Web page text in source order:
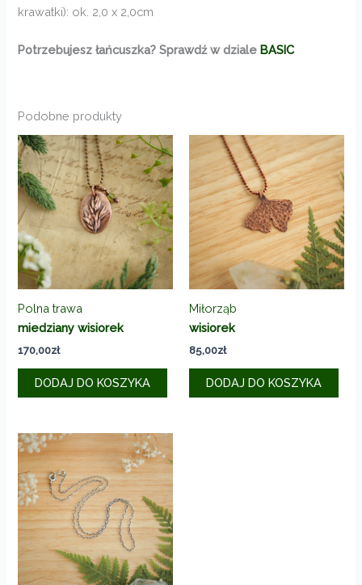
krawatki): ok. 2,0 x 2,0cm
Potrzebujesz łańcuszka? Sprawdź w dzialeBASIC
Podobne produkty
Polna trawa
miedziany wisiorek
170,00zł
DODAJ DO KOSZYKA
Miłorząb
wisiorek
85,00zł
DODAJ DO KOSZYKA